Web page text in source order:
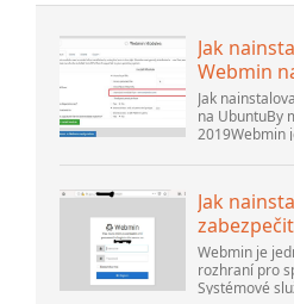
Jak
Webmin
Jak
na UbuntuBy
2019Webmin
účet, Apache,
Jak
Ubuntu
Webmin je
rozhraní pro
Systémové